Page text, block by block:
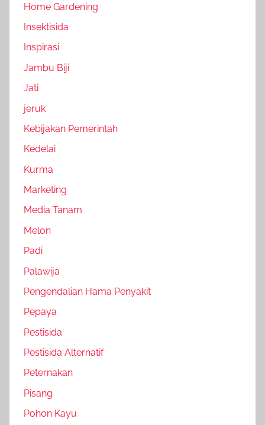
Home Gardening
Insektisida
Inspirasi
Jambu Biji
Jati
jeruk
Kebijakan Pemerintah
Kedelai
Kurma
Marketing
Media Tanam
Melon
Padi
Palawija
Pengendalian Hama Penyakit
Pepaya
Pestisida
Pestisida Alternatif
Peternakan
Pisang
Pohon Kayu